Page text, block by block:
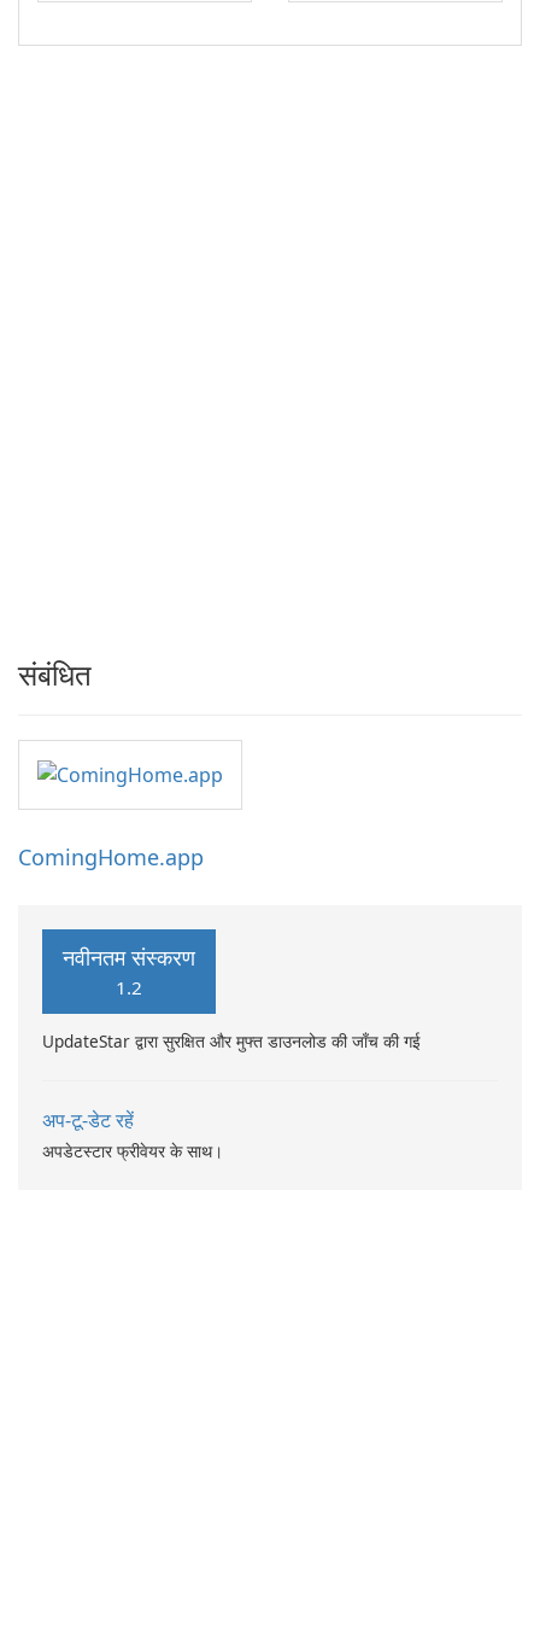
संबंधित
ComingHome.app
नवीनतम संस्करण
1.2
UpdateStar द्वारा सुरक्षित और मुफ्त डाउनलोड की जाँच की गई
अप-टू-डेट रहें
अपडेटस्टार फ्रीवेयर के साथ।